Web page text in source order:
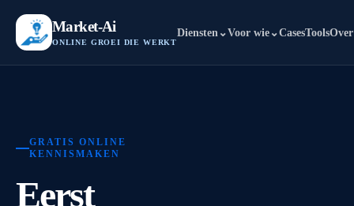
Market-Ai
ONLINE GROEI DIE WERKT
Diensten ⌄Voor wie⌄CasesTools
GRATIS ONLINE
KENNISMAKEN
Eerst